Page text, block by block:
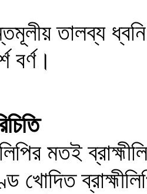
তালব্য
বর্ণ।
মতই
খোদিত